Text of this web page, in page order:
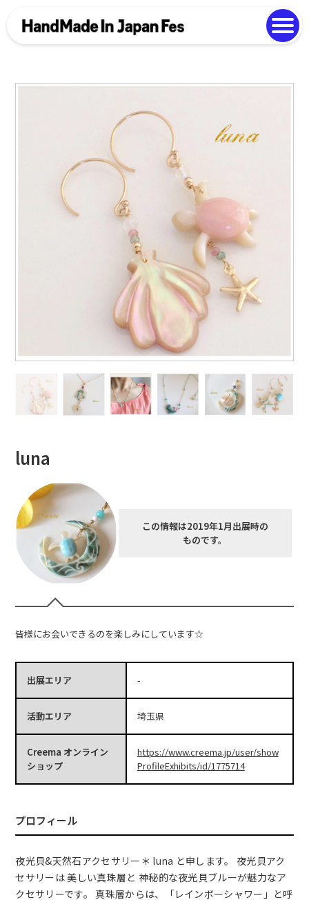
Photo Gallery
luna
この情報は2019年1月出展時の
ものです。
皆様にお会いできるのを楽しみにしています☆
出展エリア -
活動エリア 埼玉県
Creema オンライン
ショップ
https://www.creema.jp/user/show
ProfileExhibits/id/1775714
プロフィール
夜光貝&天然石アクセサリー＊ luna と申します。 夜光貝アク
セサリーは 美しい真珠層と 神秘的な夜光貝ブルーが魅力なア
クセサリーです。 真珠層からは、「レインボーシャワー」と呼